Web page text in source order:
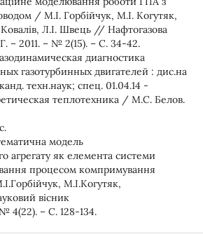
/ М.І. Горбійчук, М.І. Когутяк,
Л.І. Швець // Нафтогазова
– 2011. – № 2(15). – С. 34-42.
диагностика
газотурбинных двигателей : дис.на
техн.наук; спец. 01.04.14 -
теплотехника / М.С. Белов.
модель
агрегату як елемента системи
процесом компримування
М.І.Когутяк,
вісник
4(22). – С. 128-134.